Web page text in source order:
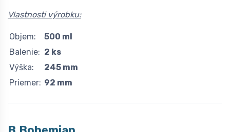
Vlastnosti výrobku:
Objem:
500 ml
Balenie: 2 ks
Výška:
245 mm
Priemer: 92 mm